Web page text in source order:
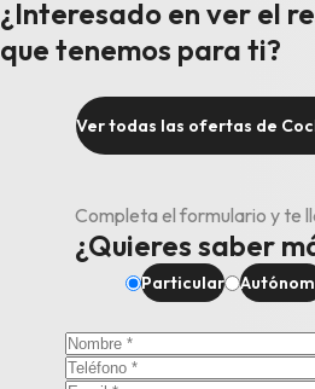
¿Interesado en ver el
que tenemos para ti?
Ver todas las ofertas de
Completa el formulario y te
¿Quieres saber
Particular